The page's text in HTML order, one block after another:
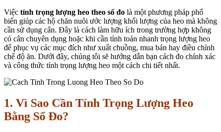
Việc tính trọng lượng heo theo số đo là một phương pháp phổ
biến giúp các hộ chăn nuôi ước lượng khối lượng của heo mà không
cần sử dụng cân. Đây là cách làm hữu ích trong trường hợp không
có cân chuyên dụng hoặc khi cần tính toán nhanh trọng lượng heo
để phục vụ các mục đích như xuất chuồng, mua bán hay điều chỉnh
chế độ ăn. Dưới đây, chúng tôi sẽ hướng dẫn bạn cách đo chính xác
và công thức tính trọng lượng heo một cách chi tiết nhất.
1. Vì Sao Cần Tính Trọng Lượng Heo
Bằng Số Đo?